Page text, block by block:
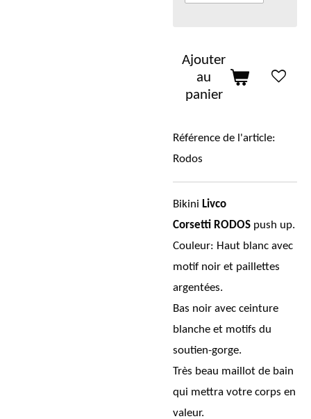
Ajouter
au
panier
Référence de l'article:
Rodos
Bikini Livco
Corsetti RODOS push up.
Couleur: Haut blanc avec
motif noir et paillettes
argentées.
Bas noir avec ceinture
blanche et motifs du
soutien-gorge.
Très beau maillot de bain
qui mettra votre corps en
valeur.